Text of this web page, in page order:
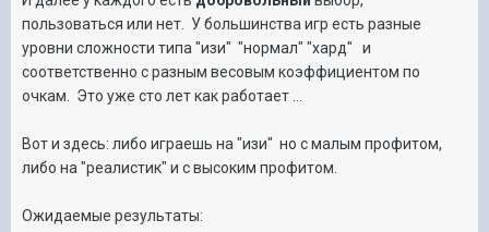
пользоваться или нет. У большинства игр есть разные
уровни сложности типа "изи" "нормал" "хард" и
соответственно с разным весовым коэффициентом по
очкам. Это уже сто лет как работает ...
Вот и здесь: либо играешь на "изи" но с малым профитом,
либо на "реалистик" и с высоким профитом.
Ожидаемые результаты: